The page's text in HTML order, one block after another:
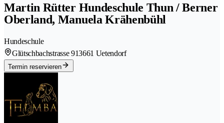
Martin Rütter Hundeschule Thun / Berner
Oberland, Manuela Krähenbühl
Hundeschule
Glütschbachstrasse 913661 Uetendorf
Termin reservieren